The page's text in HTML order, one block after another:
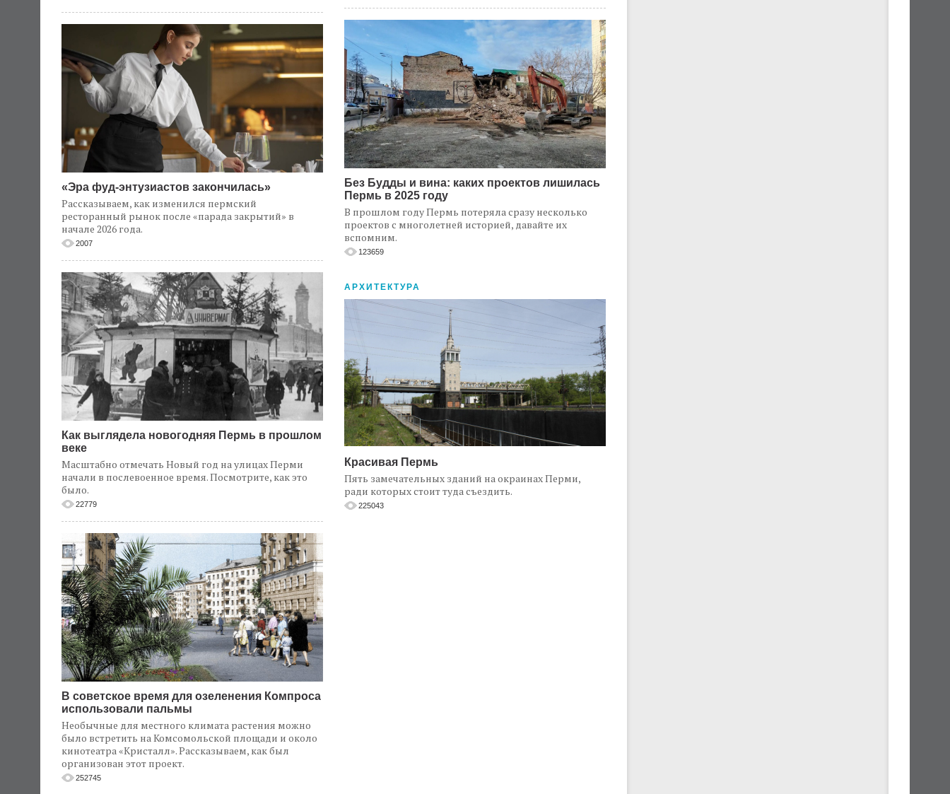
«Эра фуд-энтузиастов закончилась»
Рассказываем, как изменился пермский
ресторанный рынок после «парада закрытий» в
начале 2026 года.
2007
Как выглядела новогодняя Пермь в прошлом
веке
Масштабно отмечать Новый год на улицах Перми
начали в послевоенное время. Посмотрите, как это
было.
22779
В советское время для озеленения Компроса
использовали пальмы
Необычные для местного климата растения можно
было встретить на Комсомольской площади и около
кинотеатра «Кристалл». Рассказываем, как был
организован этот проект.
252745
Без Будды и вина: каких проектов лишилась
Пермь в 2025 году
В прошлом году Пермь потеряла сразу несколько
проектов с многолетней историей, давайте их
вспомним.
123659
АРХИТЕКТУРА
Красивая Пермь
Пять замечательных зданий на окраинах Перми,
ради которых стоит туда съездить.
225043